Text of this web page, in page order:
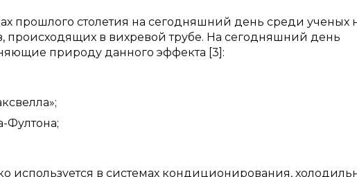
прошлого столетия на сегодняшний день среди ученых
в вихревой трубе. На сегодняшний день
природу данного эффекта [3]:
Фултона;
используется в системах кондиционирования,